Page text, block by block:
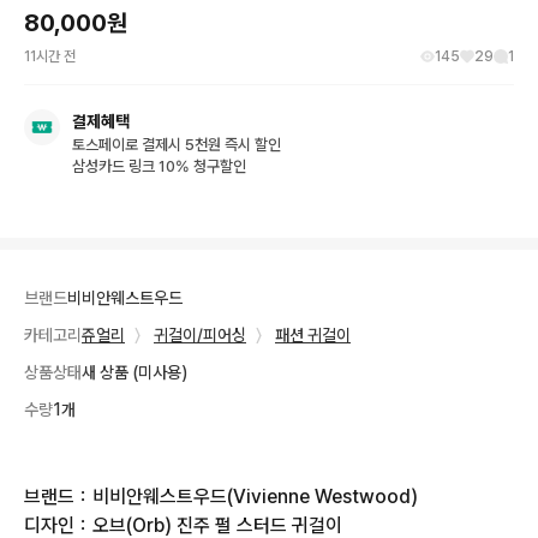
80,000원
11시간 전 145 29 1
결제혜택
토스페이로 결제시 5천원 즉시 할인
삼성카드 링크 10% 청구할인
브랜드비비안웨스트우드
카테고리 쥬얼리 〉 귀걸이/피어싱 〉
패션 귀걸이
상품상태새 상품 (미사용)
수량1개
브랜드：비비안웨스트우드(Vivienne Westwood)
디자인：오브(Orb) 진주 펄 스터드 귀걸이